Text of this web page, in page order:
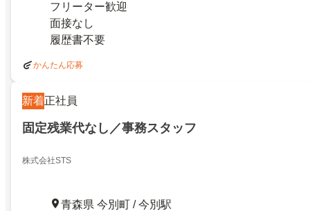
フリーター歓迎
面接なし
履歴書不要
かんたん応募
新着正社員
固定残業代なし／事務スタッフ
株式会社STS
青森県 今別町 / 今別駅